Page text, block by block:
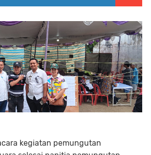
kegiatan pemungutan